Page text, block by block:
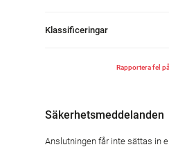
Klassificeringar
Rapportera fel
Säkerhetsmeddelanden
Anslutningen får inte sättas in